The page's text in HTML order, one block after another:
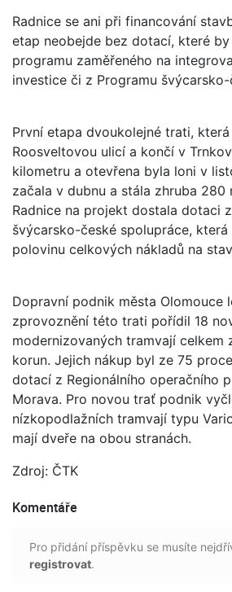
Radnice se ani při financování
etap neobejde bez dotací, které
programu zaměřeného na
investice či z Programu
První etapa dvoukolejné trati,
Roosveltovou ulicí a končí v
kilometru a otevřena byla loni v
začala v dubnu a stála zhruba 280
Radnice na projekt dostala dotaci
švýcarsko-české spolupráce,
polovinu celkových nákladů na
Dopravní podnik města Olomouce
zprovoznění této trati pořídil 18
modernizovaných tramvají celkem
korun. Jejich nákup byl ze 75
dotací z Regionálního operačního
Morava. Pro novou trať podnik
nízkopodlažních tramvají typu
mají dveře na obou stranách.
Zdroj: ČTK
Komentáře
Pro přidání příspěvku se musíte
registrovat.